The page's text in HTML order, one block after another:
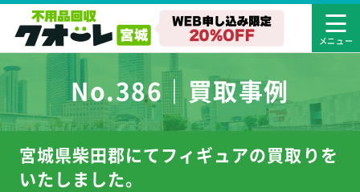
No.386｜買取事例
宮城県柴田郡にてフィギュアの買取りを
いたしました。